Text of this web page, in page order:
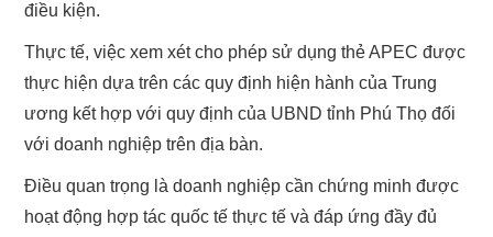
điều kiện.
Thực tế, việc xem xét cho phép sử dụng thẻ APEC được
thực hiện dựa trên các quy định hiện hành của Trung
ương kết hợp với quy định của UBND tỉnh Phú Thọ đối
với doanh nghiệp trên địa bàn.
Điều quan trọng là doanh nghiệp cần chứng minh được
hoạt động hợp tác quốc tế thực tế và đáp ứng đầy đủ